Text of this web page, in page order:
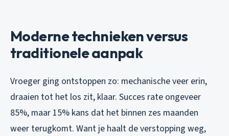
Moderne technieken versus
traditionele aanpak
Vroeger ging ontstoppen zo: mechanische veer erin,
draaien tot het los zit, klaar. Succes rate ongeveer
85%, maar 15% kans dat het binnen zes maanden
weer terugkomt. Want je haalt de verstopping weg,